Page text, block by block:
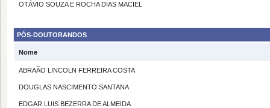
OTÁVIO SOUZA E ROCHA DIAS MACIEL
PÓS-DOUTORANDOS
Nome
ABRAÃO LINCOLN FERREIRA COSTA
DOUGLAS NASCIMENTO SANTANA
EDGAR LUIS BEZERRA DE ALMEIDA